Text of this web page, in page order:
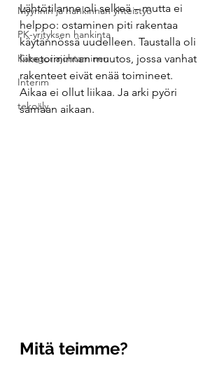
Myynnin ja hankinnan yhteistyö
PK-yrityksen hankinta
Kategoriajohtaminen
Interim
tekoäly
Lähtötilanne oli selkeä – mutta ei
helppo: ostaminen piti rakentaa
käytännössä uudelleen. Taustalla oli
liiketoiminnan muutos, jossa vanhat
rakenteet eivät enää toimineet.
Aikaa ei ollut liikaa. Ja arki pyöri
samaan aikaan.
Mitä teimme?